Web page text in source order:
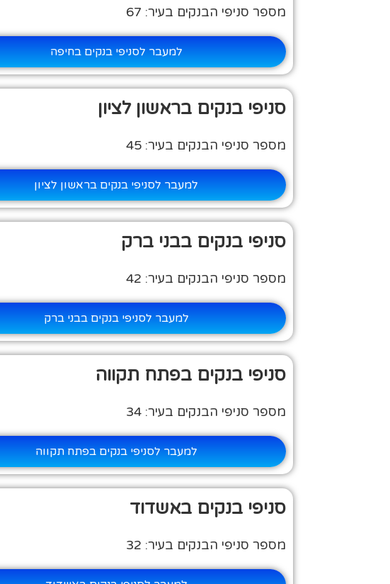
מספר סניפי הבנקים בעיר: 67
למעבר לסניפי בנקים בחיפה
סניפי בנקים בראשון לציון
מספר סניפי הבנקים בעיר: 45
למעבר לסניפי בנקים בראשון לציון
סניפי בנקים בבני ברק
מספר סניפי הבנקים בעיר: 42
למעבר לסניפי בנקים בבני ברק
סניפי בנקים בפתח תקווה
מספר סניפי הבנקים בעיר: 34
למעבר לסניפי בנקים בפתח תקווה
סניפי בנקים באשדוד
מספר סניפי הבנקים בעיר: 32